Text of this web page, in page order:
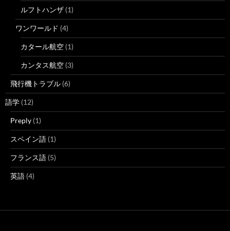
ルフトハンザ (1)
ワンワールド (4)
カタール航空 (1)
カンタス航空 (3)
飛行機トラブル (6)
語学 (12)
Preply (1)
スペイン語 (1)
フランス語 (5)
英語 (4)